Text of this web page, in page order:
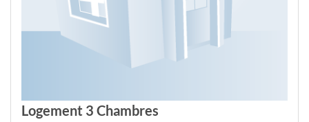
Logement 3 Chambres